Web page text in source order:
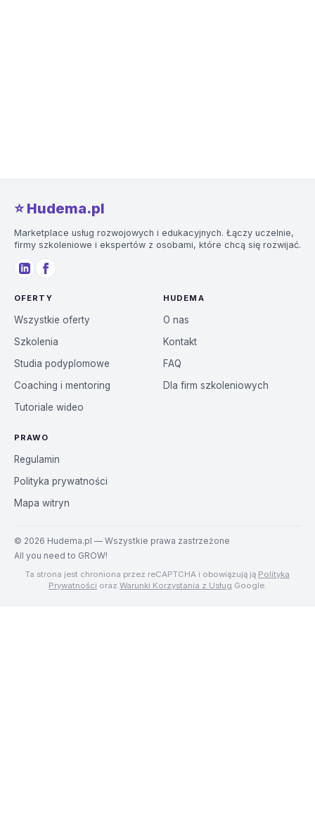
⭐️ Hudema.pl
Marketplace usług rozwojowych i edukacyjnych. Łączy uczelnie,
firmy szkoleniowe i ekspertów z osobami, które chcą się rozwijać.
OFERTY
Wszystkie oferty
Szkolenia
Studia podyplomowe
Coaching i mentoring
Tutoriale wideo
HUDEMA
O nas
Kontakt
FAQ
Dla firm szkoleniowych
PRAWO
Regulamin
Polityka prywatności
Mapa witryn
© 2026 Hudema.pl — Wszystkie prawa zastrzeżone
All you need to GROW!
Ta strona jest chroniona przez reCAPTCHA i obowiązują ją Polityka
Prywatności oraz Warunki Korzystania z Usług Google.